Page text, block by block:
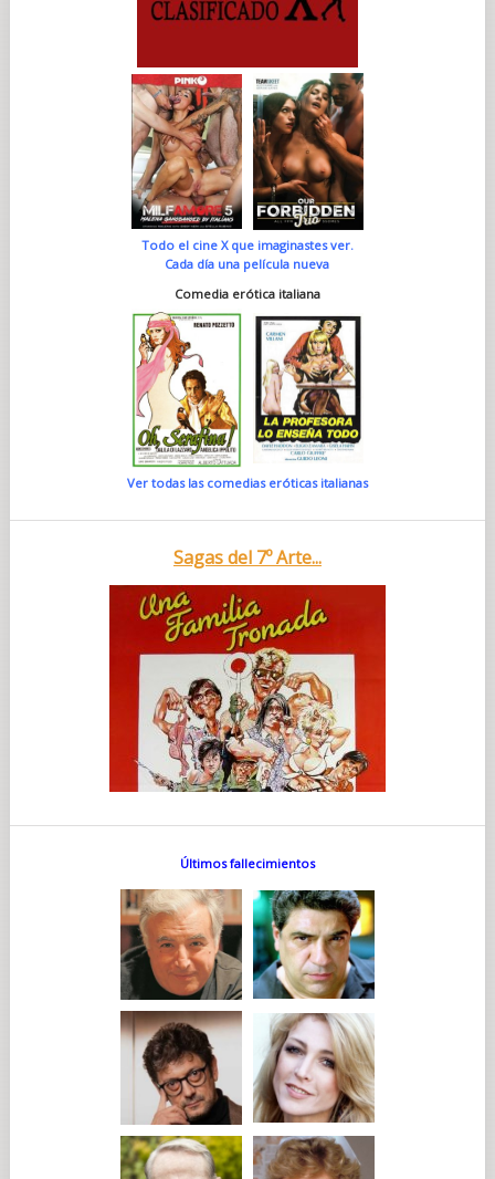
Todo el cine X que imaginastes ver.
Cada día una película nueva
Comedia erótica italiana
Ver todas las comedias eróticas italianas
Sagas del 7º Arte...
Últimos fallecimientos